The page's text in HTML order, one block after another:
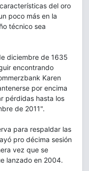
del oro
poco más en la
técnico sea
diciembre de 1635
encontrando
Karen
por encima
pérdidas hasta los
de 2011".
para respaldar las
pro décima sesión
vez que se
lanzado en 2004.